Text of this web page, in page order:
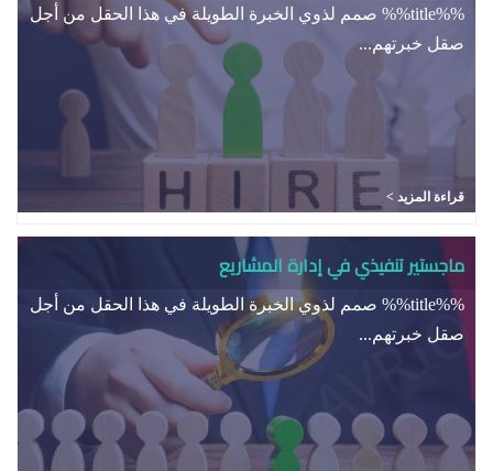
%%title%% صمم لذوي الخبرة الطويلة في هذا الحقل من أجل
صقل خبرتهم...
قراءة المزيد >
ماجستير تنفيذي في إدارة المشاريع
%%title%% صمم لذوي الخبرة الطويلة في هذا الحقل من أجل
صقل خبرتهم...